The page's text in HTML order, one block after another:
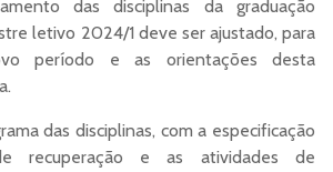
das disciplinas da graduação
letivo 2024/1 deve ser ajustado, para
período e as orientações desta
das disciplinas, com a especificação
recuperação e as atividades de